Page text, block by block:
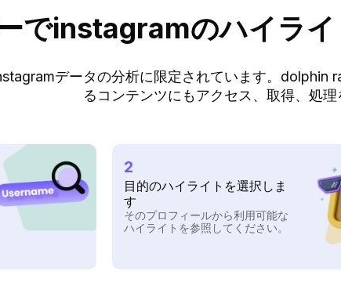
でinstagramのハイラ
データの分析に限定されています。dolphin
るコンテンツにもアクセス、取得、処理
2
目的のハイライトを選択しま
す
そのプロフィールから利用可能な
ハイライトを参照してください。